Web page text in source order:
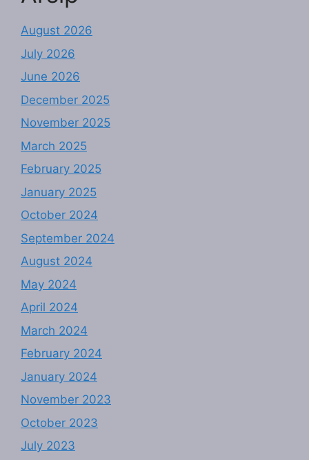
August 2026
July 2026
June 2026
December 2025
November 2025
March 2025
February 2025
January 2025
October 2024
September 2024
August 2024
May 2024
April 2024
March 2024
February 2024
January 2024
November 2023
October 2023
July 2023